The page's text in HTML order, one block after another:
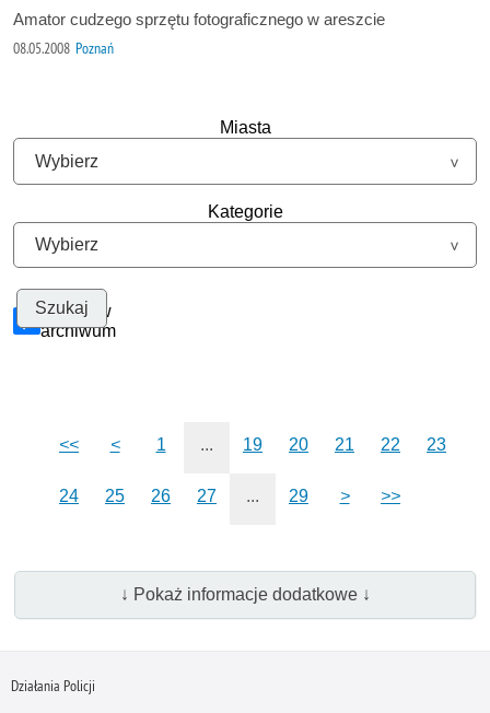
Amator cudzego sprzętu fotograficznego w areszcie
08.05.2008 Poznań
Miasta
Kategorie
Szukaj w
archiwum
<< < 1 ... 19 20 21 22 23
24 25 26 27 ... 29 > >>
↓ Pokaż informacje dodatkowe ↓
Działania Policji